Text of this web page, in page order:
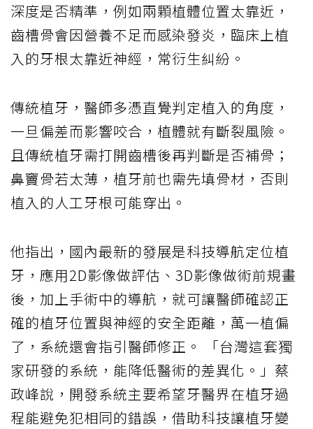
深度是否精準，例如兩顆植體位置太靠近，
齒槽骨會因營養不足而感染發炎，臨床上植
入的牙根太靠近神經，常衍生糾紛。
傳統植牙，醫師多憑直覺判定植入的角度，
一旦偏差而影響咬合，植體就有斷裂風險。
且傳統植牙需打開齒槽後再判斷是否補骨；
鼻竇骨若太薄，植牙前也需先填骨材，否則
植入的人工牙根可能穿出。
他指出，國內最新的發展是科技導航定位植
牙，應用2D影像做評估、3D影像做術前規畫
後，加上手術中的導航，就可讓醫師確認正
確的植牙位置與神經的安全距離，萬一植偏
了，系統還會指引醫師修正。 「台灣這套獨
家研發的系統，能降低醫術的差異化。」蔡
政峰說，開發系統主要希望牙醫界在植牙過
程能避免犯相同的錯誤，借助科技讓植牙變